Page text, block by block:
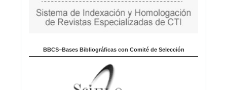
BBCS–Bases Bibliográficas con Comité de Selección